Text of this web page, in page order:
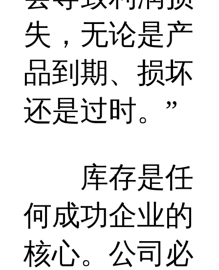
失，无论是产
品到期、损坏
还是过时。”
库存是任
何成功企业的
核心。公司必